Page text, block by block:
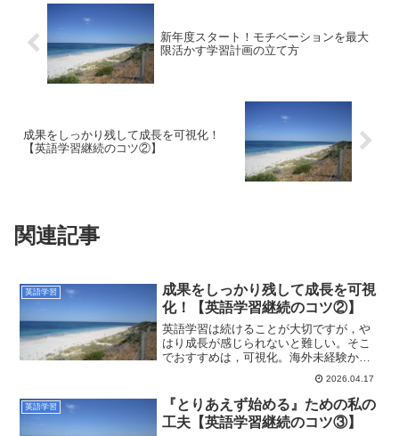
新年度スタート！モチベーションを最大
限活かす学習計画の立て方
成果をしっかり残して成長を可視化！
【英語学習継続のコツ②】
関連記事
英語学習
成果をしっかり残して成長を可視
化！【英語学習継続のコツ②】
英語学習は続けることが大切ですが，や
はり成長が感じられないと難しい。そこ
でおすすめは，可視化。海外未経験から
会議通訳歴10年越までの経験を振り返
り，私自身の学習継続のコツをお伝えし
ます。
2026.04.17
英語学習
『とりあえず始める』ための私の
工夫【英語学習継続のコツ③】